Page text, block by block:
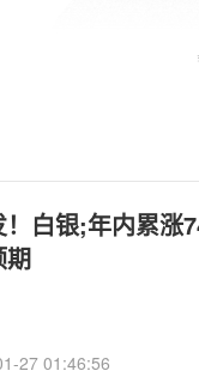
！白银;年内累涨
期
27 01:46:56